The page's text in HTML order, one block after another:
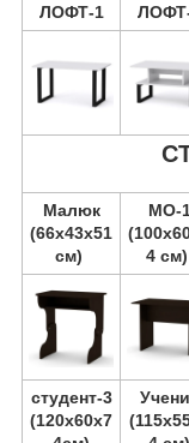
ЛОФТ-1
Малюк
(66х43х51
см)
МО-
4 см)
студент-3
(120х60х7